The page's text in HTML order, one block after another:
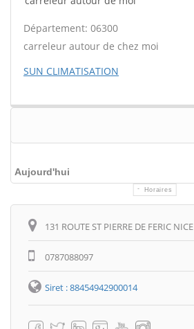
Département: 06300
carreleur autour de chez moi
SUN CLIMATISATION
Aujourd'hui
Horaires
131 ROUTE ST PIERRE DE FERIC NICE
0787088097
Siret : 88454942900014